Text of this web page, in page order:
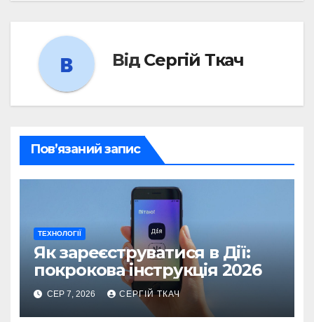
Від Сергій Ткач
Пов’язаний запис
ТЕХНОЛОГІЇ
Як зареєструватися в Дії:
покрокова інструкція 2026
СЕР 7, 2026 СЕРГІЙ ТКАЧ